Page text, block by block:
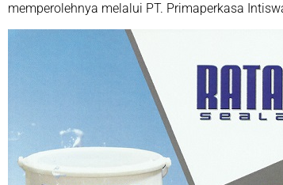
memperolehnya melalui PT. Primaperkasa